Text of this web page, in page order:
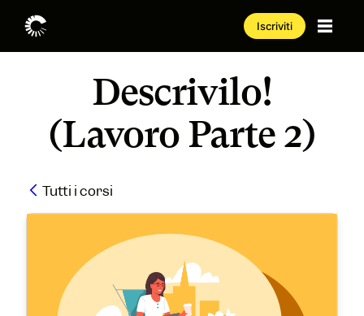
Iscriviti
Descrivilo!
(Lavoro Parte 2)
Tutti i corsi